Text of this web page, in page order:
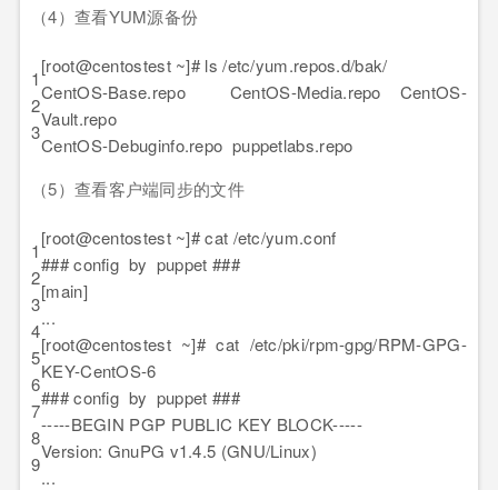
（4）查看YUM源备份
1
2
3
[root@centostest ~]# ls /etc/yum.repos.d/bak/
CentOS-Base.repo CentOS-Media.repo CentOS-
Vault.repo
CentOS-Debuginfo.repo puppetlabs.repo
（5）查看客户端同步的文件
1
2
3
4
5
6
7
8
9
[root@centostest ~]# cat /etc/yum.conf
### config by puppet ###
[main]
...
[root@centostest ~]# cat /etc/pki/rpm-gpg/RPM-GPG-
KEY-CentOS-6
### config by puppet ###
-----BEGIN PGP PUBLIC KEY BLOCK-----
Version: GnuPG v1.4.5 (GNU/Linux)
...